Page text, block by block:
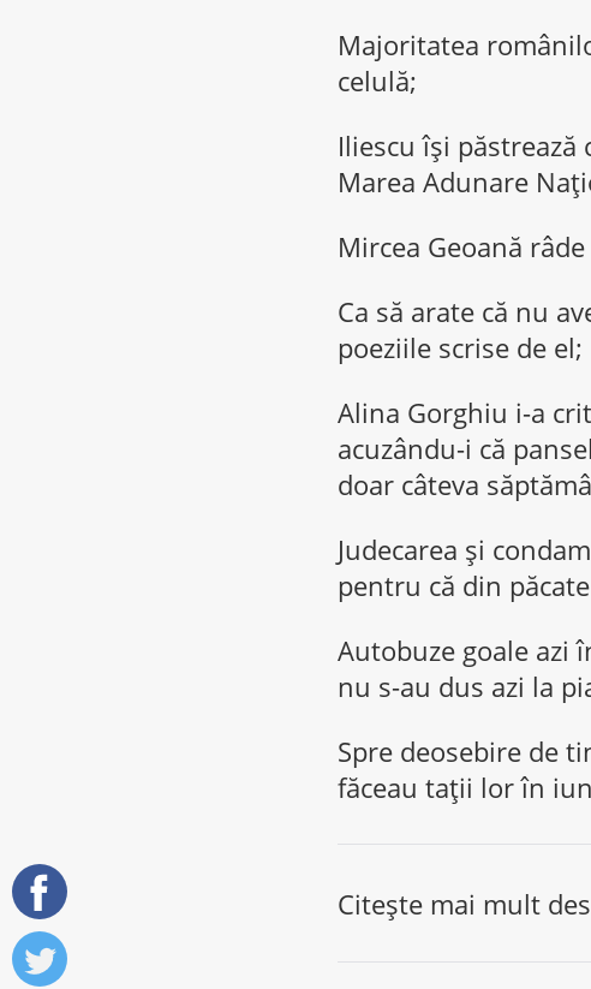
Majoritatea
celulă;
Iliescu îşi
Marea Adunare
Mircea Geoană
Ca să arate că nu
poeziile scrise de el;
Alina Gorghiu i-a
acuzându-i că
doar câteva
Judecarea şi
pentru că din
Autobuze goale azi
nu s-au dus azi la
Spre deosebire de
făceau taţii lor în
Citește mai mult